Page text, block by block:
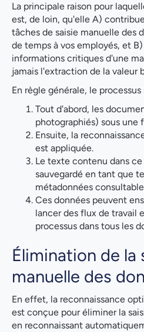
La principale raison pour
est, de loin, qu'elle A)
tâches de saisie manuelle des
de temps à vos employés, et
informations critiques d'une
jamais l'extraction de la valeur
En règle générale, le
Tout d'abord, les
photographiés) sous une
Ensuite, la
est appliquée.
Le texte contenu dans
sauvegardé en tant que
métadonnées
Ces données peuvent
lancer des flux de travail
processus dans tous les
Élimination de la
manuelle des
En effet, la reconnaissance
est conçue pour éliminer la
en reconnaissant